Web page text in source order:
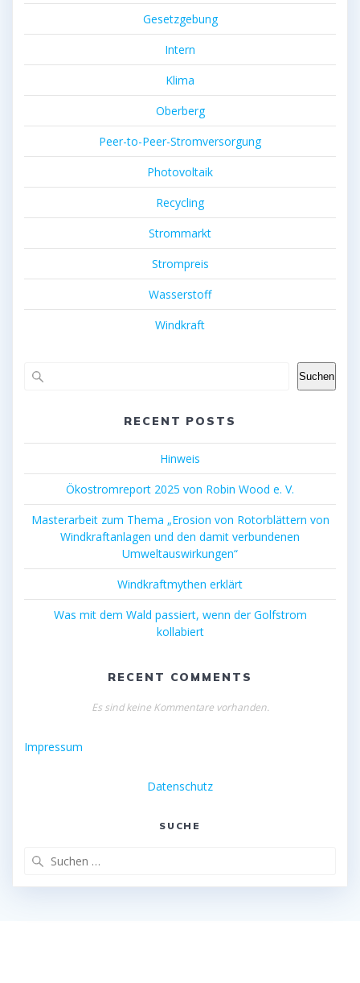
Gesetzgebung
Intern
Klima
Oberberg
Peer-to-Peer-Stromversorgung
Photovoltaik
Recycling
Strommarkt
Strompreis
Wasserstoff
Windkraft
Suchen
RECENT POSTS
Hinweis
Ökostromreport 2025 von Robin Wood e. V.
Masterarbeit zum Thema „Erosion von Rotorblättern von
Windkraftanlagen und den damit verbundenen
Umweltauswirkungen“
Windkraftmythen erklärt
Was mit dem Wald passiert, wenn der Golfstrom
kollabiert
RECENT COMMENTS
Es sind keine Kommentare vorhanden.
Impressum
Datenschutz
SUCHE